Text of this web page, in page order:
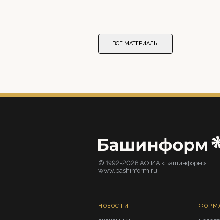
ВСЕ МАТЕРИАЛЫ
© 1992-2026 АО ИА «Башинформ».
www.bashinform.ru
НОВОСТИ